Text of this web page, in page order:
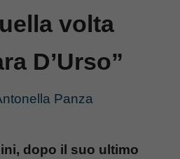
volta
D’Urso”
Panza
dopo il suo ultimo